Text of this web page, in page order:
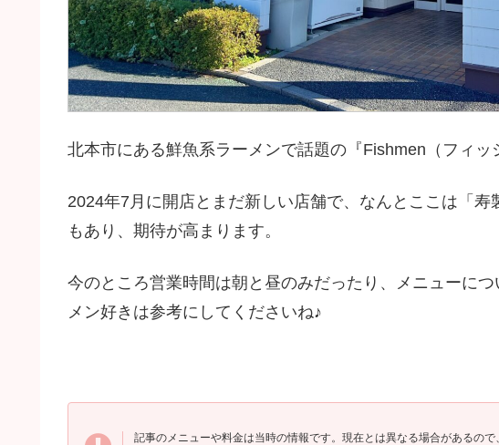
北本市にある鮮魚系ラーメンで話題の『Fishmen（フィッ
2024年7月に開店とまだ新しい店舗で、なんとここは「
もあり、期待が高まります。
今のところ営業時間は朝と昼のみだったり、メニューに
メン好きは参考にしてくださいね♪
記事のメニューや料金は当時の情報です。現在とは異なる場合があるので